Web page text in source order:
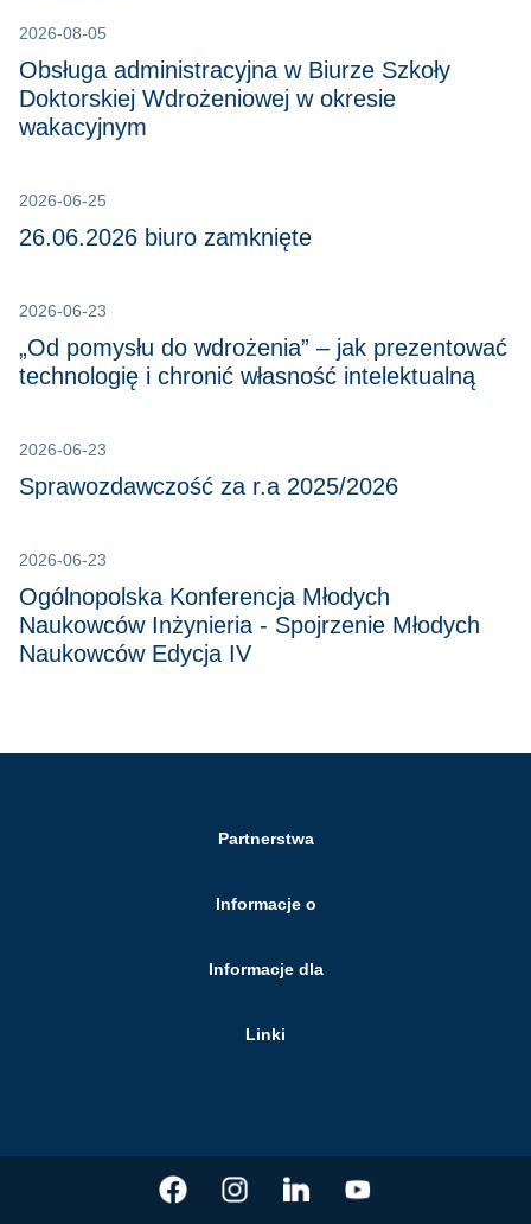
2026-08-05
Obsługa administracyjna w Biurze Szkoły
Doktorskiej Wdrożeniowej w okresie
wakacyjnym
2026-06-25
26.06.2026 biuro zamknięte
2026-06-23
„Od pomysłu do wdrożenia” – jak prezentować
technologię i chronić własność intelektualną
2026-06-23
Sprawozdawczość za r.a 2025/2026
2026-06-23
Ogólnopolska Konferencja Młodych
Naukowców Inżynieria - Spojrzenie Młodych
Naukowców Edycja IV
Partnerstwa
Informacje o
Informacje dla
Linki